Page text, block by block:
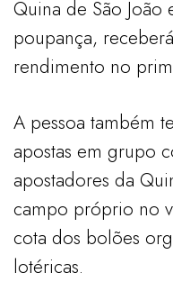
Quina de São
poupança,
rendimento no
A pessoa também
apostas em grupo
apostadores da
campo próprio no
cota dos bolões
lotéricas.